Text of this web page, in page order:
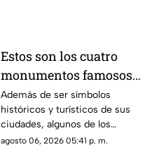
Estos son los cuatro
monumentos famosos
del mundo que también
funcionan como
pararrayos
Además de ser símbolos
históricos y turísticos de sus
ciudades, algunos de los
monumentos más famosos del
agosto 06, 2026 05:41 p. m.